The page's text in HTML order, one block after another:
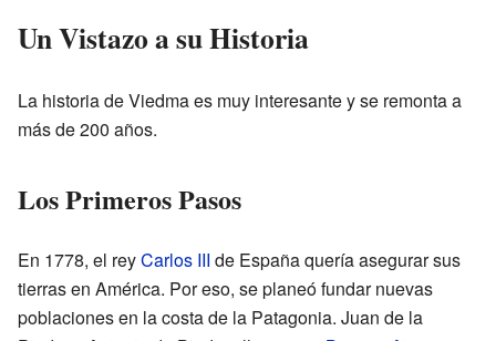
Un Vistazo a su Historia
La historia de Viedma es muy interesante y se remonta a
más de 200 años.
Los Primeros Pasos
En 1778, el reyCarlos III de España quería asegurar sus
tierras en América. Por eso, se planeó fundar nuevas
poblaciones en la costa de la Patagonia. Juan de la